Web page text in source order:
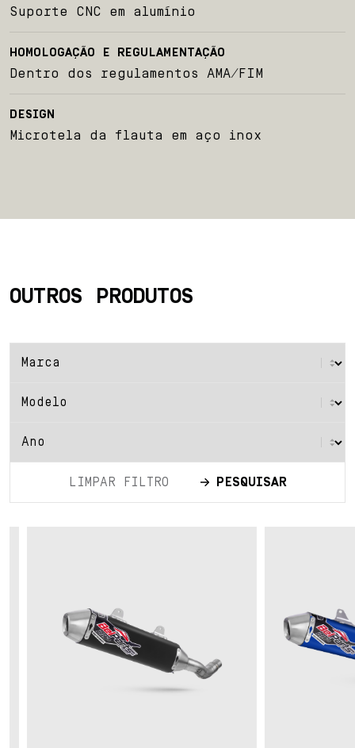
Suporte CNC em alumínio
HOMOLOGAÇÃO E REGULAMENTAÇÃO
Dentro dos regulamentos AMA/FIM
DESIGN
Microtela da flauta em aço inox
OUTROS PRODUTOS
LIMPAR FILTRO PESQUISAR